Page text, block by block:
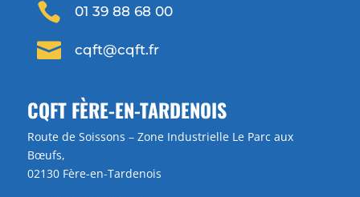
 01 39 88 68 00
 cqft@cqft.fr
CQFT FÈRE-EN-TARDENOIS
Route de Soissons – Zone Industrielle Le Parc aux
Bœufs,
02130 Fère-en-Tardenois